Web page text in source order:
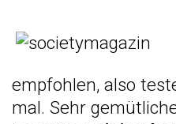
empfohlen, also
mal. Sehr